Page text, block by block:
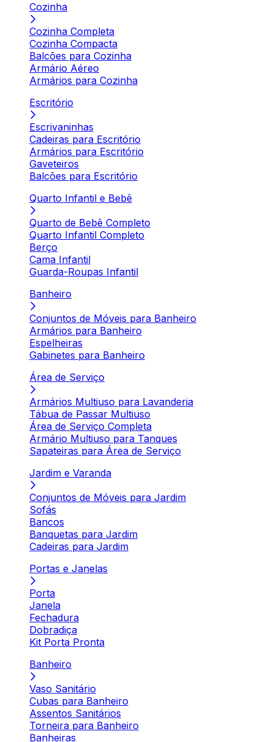
Cozinha
Cozinha Completa
Cozinha Compacta
Balcões para Cozinha
Armário Aéreo
Armários para Cozinha
Escritório
Escrivaninhas
Cadeiras para Escritório
Armários para Escritório
Gaveteiros
Balcões para Escritório
Quarto Infantil e Bebê
Quarto de Bebê Completo
Quarto Infantil Completo
Berço
Cama Infantil
Guarda-Roupas Infantil
Banheiro
Conjuntos de Móveis para Banheiro
Armários para Banheiro
Espelheiras
Gabinetes para Banheiro
Área de Serviço
Armários Multiuso para Lavanderia
Tábua de Passar Multiuso
Área de Serviço Completa
Armário Multiuso para Tanques
Sapateiras para Área de Serviço
Jardim e Varanda
Conjuntos de Móveis para Jardim
Sofás
Bancos
Banquetas para Jardim
Cadeiras para Jardim
Portas e Janelas
Porta
Janela
Fechadura
Dobradiça
Kit Porta Pronta
Banheiro
Vaso Sanitário
Cubas para Banheiro
Assentos Sanitários
Torneira para Banheiro
Banheiras